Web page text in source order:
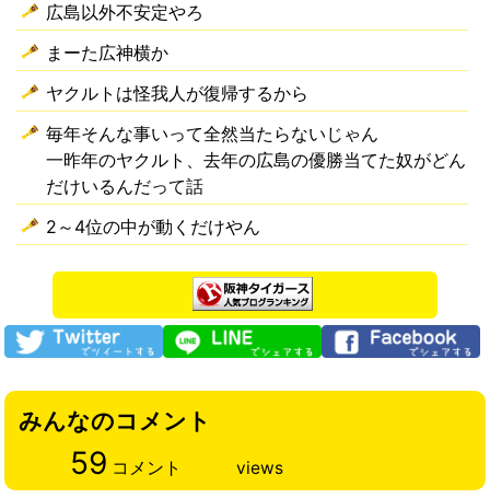
広島以外不安定やろ
まーた広神横か
ヤクルトは怪我人が復帰するから
毎年そんな事いって全然当たらないじゃん
一昨年のヤクルト、去年の広島の優勝当てた奴がどん
だけいるんだって話
2～4位の中が動くだけやん
みんなのコメント
59 コメント views